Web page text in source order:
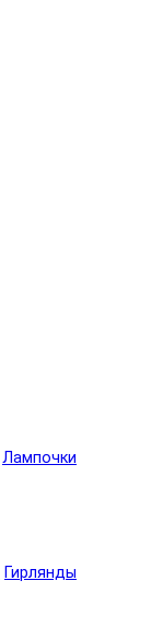
Лампочки
Гирлянды